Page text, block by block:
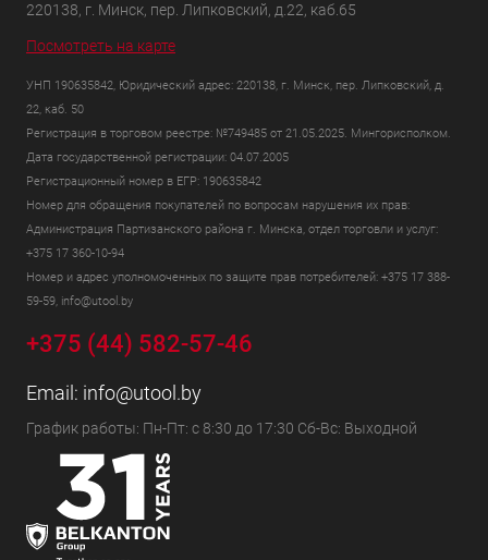
220138, г. Минск, пер. Липковский, д.22, каб.65
Посмотреть на карте
УНП 190635842, Юридический адрес: 220138, г. Минск, пер. Липковский, д.
22, каб. 50
Регистрация в торговом реестре: №749485 от 21.05.2025. Мингорисполком.
Дата государственной регистрации: 04.07.2005
Регистрационный номер в ЕГР: 190635842
Номер для обращения покупателей по вопросам нарушения их прав:
Администрация Партизанского района г. Минска, отдел торговли и услуг:
+375 17 360-10-94
Номер и адрес уполномоченных по защите прав потребителей: +375 17 388-
59-59, info@utool.by
+375 (44) 582-57-46
Email: info@utool.by
График работы: Пн-Пт: с 8:30 до 17:30 Сб-Вс: Выходной